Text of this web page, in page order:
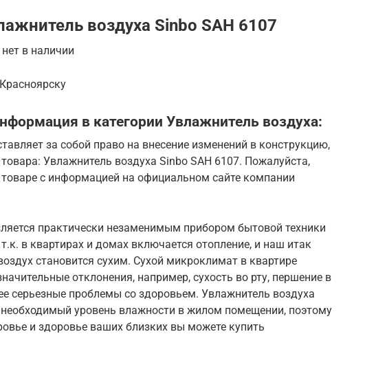
воздуха Sinbo SAH 6107
в наличии
в категории Увлажнитель воздуха:
за собой право на внесение изменений в конструкцию,
Увлажнитель воздуха Sinbo SAH 6107. Пожалуйста,
с информацией на официальном сайте компании
практически незаменимым прибором бытовой техники
в квартирах и домах включается отопление, и наш итак
становится сухим. Сухой микроклимат в квартире
отклонения, например, сухость во рту, першение в
серьезные проблемы со здоровьем. Увлажнитель воздуха
уровень влажности в жилом помещении, поэтому
и здоровье ваших близких вы можете купить